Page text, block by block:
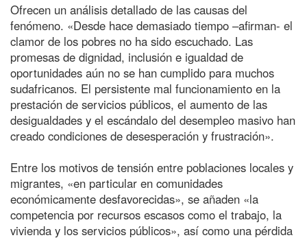
Ofrecen un análisis detallado de las causas del
fenómeno. «Desde hace demasiado tiempo –afirman- el
clamor de los pobres no ha sido escuchado. Las
promesas de dignidad, inclusión e igualdad de
oportunidades aún no se han cumplido para muchos
sudafricanos. El persistente mal funcionamiento en la
prestación de servicios públicos, el aumento de las
desigualdades y el escándalo del desempleo masivo han
creado condiciones de desesperación y frustración».
Entre los motivos de tensión entre poblaciones locales y
migrantes, «en particular en comunidades
económicamente desfavorecidas», se añaden «la
competencia por recursos escasos como el trabajo, la
vivienda y los servicios públicos», así como una pérdida